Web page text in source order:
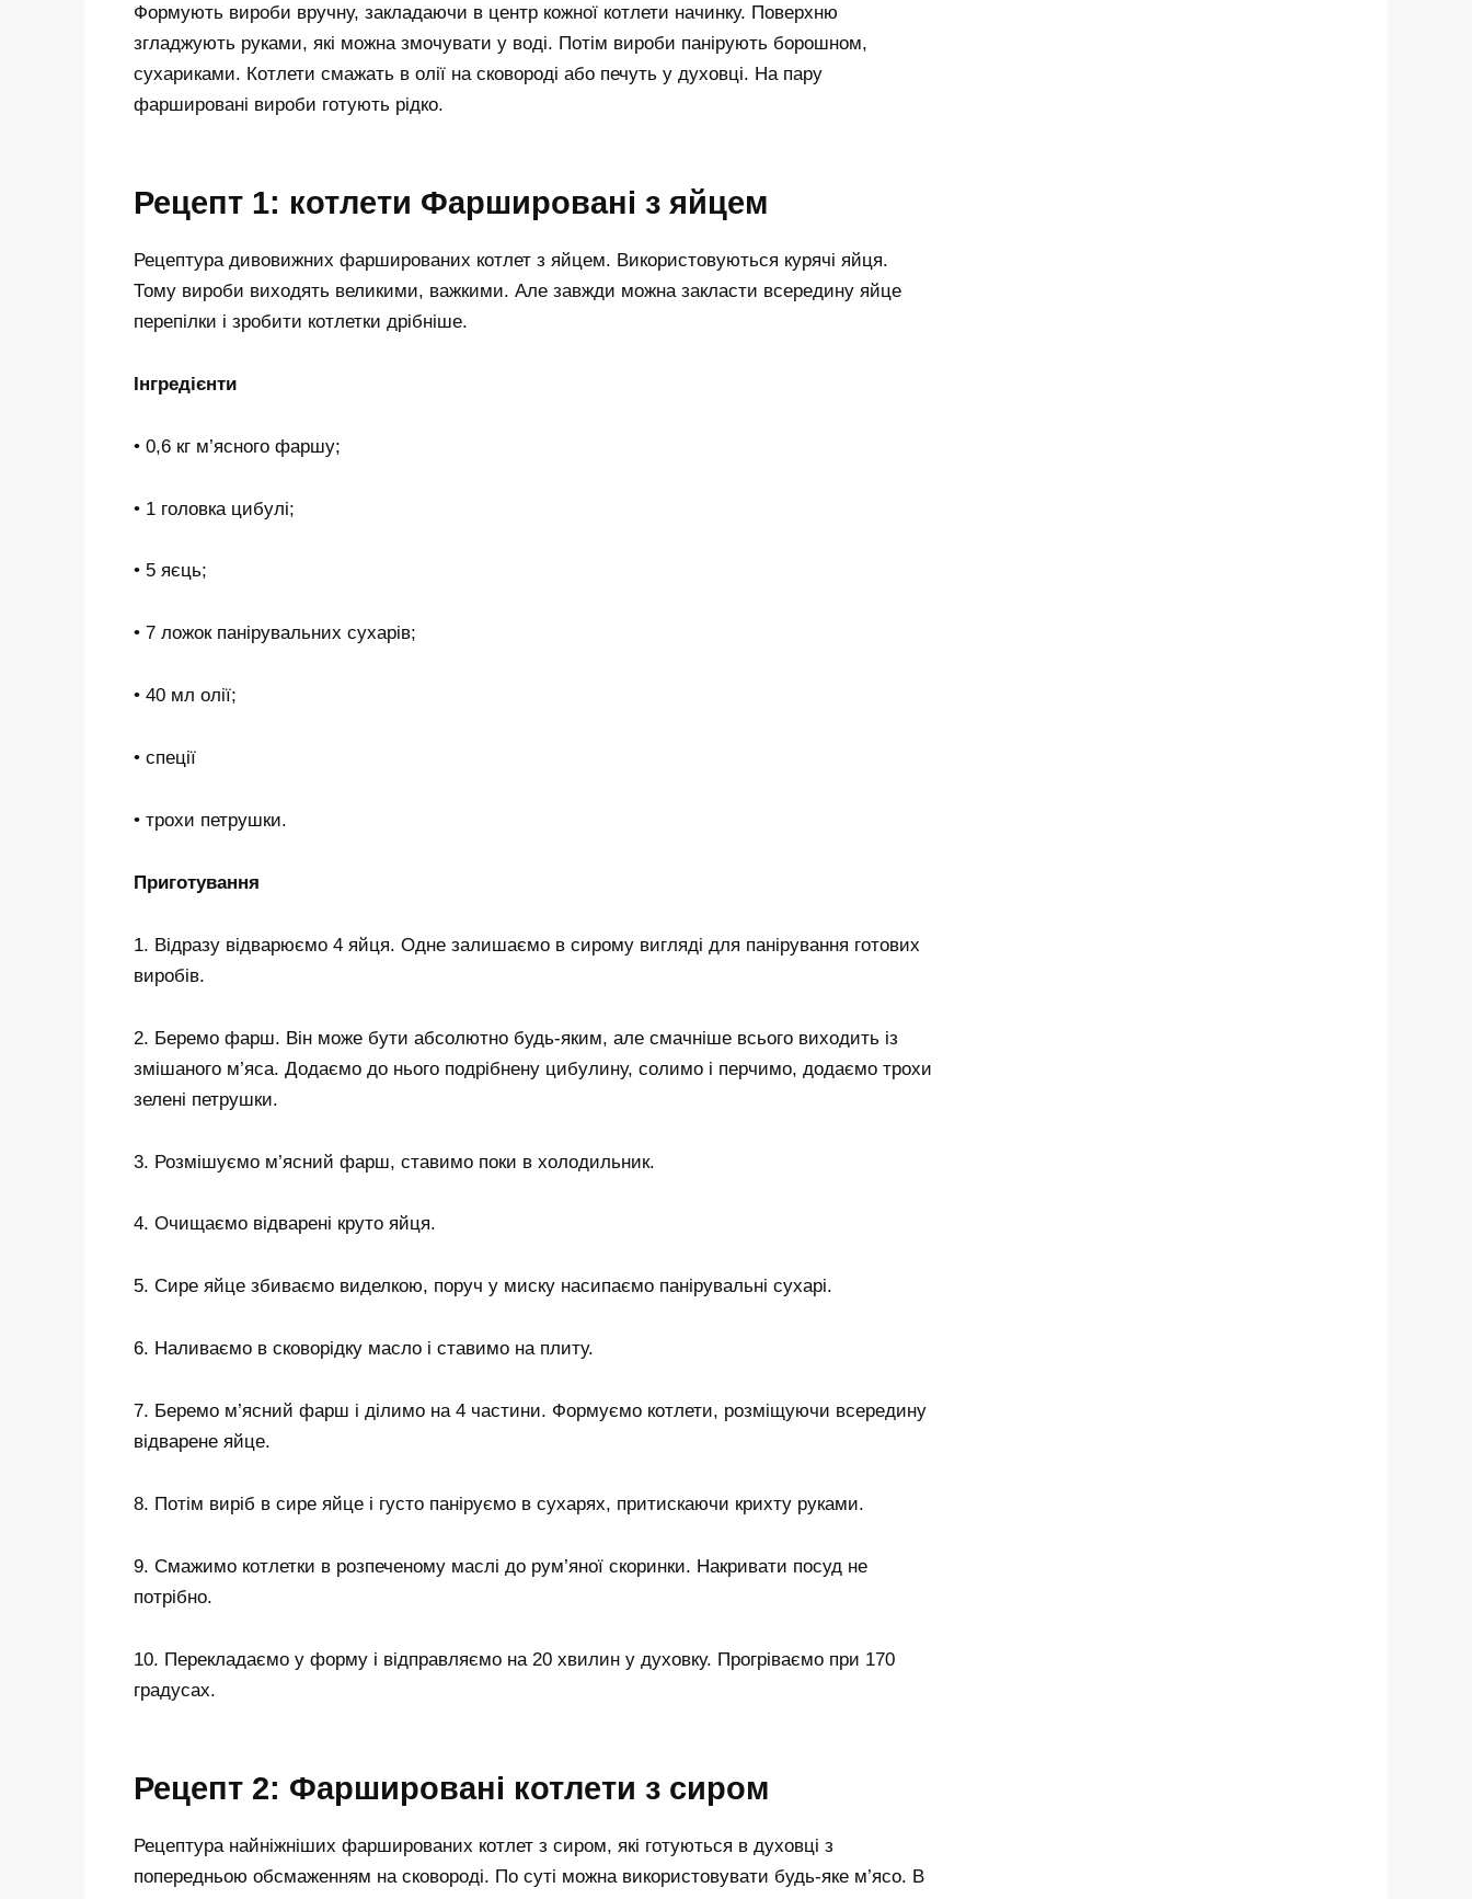
Формують вироби вручну, закладаючи в центр кожної котлети начинку. Поверхню
згладжують руками, які можна змочувати у воді. Потім вироби панірують борошном,
сухариками. Котлети смажать в олії на сковороді або печуть у духовці. На пару
фаршировані вироби готують рідко.
Рецепт 1: котлети Фаршировані з яйцем
Рецептура дивовижних фаршированих котлет з яйцем. Використовуються курячі яйця.
Тому вироби виходять великими, важкими. Але завжди можна закласти всередину яйце
перепілки і зробити котлетки дрібніше.
Інгредієнти
• 0,6 кг м’ясного фаршу;
• 1 головка цибулі;
• 5 яєць;
• 7 ложок панірувальних сухарів;
• 40 мл олії;
• спеції
• трохи петрушки.
Приготування
1. Відразу відварюємо 4 яйця. Одне залишаємо в сирому вигляді для панірування готових
виробів.
2. Беремо фарш. Він може бути абсолютно будь-яким, але смачніше всього виходить із
змішаного м’яса. Додаємо до нього подрібнену цибулину, солимо і перчимо, додаємо трохи
зелені петрушки.
3. Розмішуємо м’ясний фарш, ставимо поки в холодильник.
4. Очищаємо відварені круто яйця.
5. Сире яйце збиваємо виделкою, поруч у миску насипаємо панірувальні сухарі.
6. Наливаємо в сковорідку масло і ставимо на плиту.
7. Беремо м’ясний фарш і ділимо на 4 частини. Формуємо котлети, розміщуючи всередину
відварене яйце.
8. Потім виріб в сире яйце і густо паніруємо в сухарях, притискаючи крихту руками.
9. Смажимо котлетки в розпеченому маслі до рум’яної скоринки. Накривати посуд не
потрібно.
10. Перекладаємо у форму і відправляємо на 20 хвилин у духовку. Прогріваємо при 170
градусах.
Рецепт 2: Фаршировані котлети з сиром
Рецептура найніжніших фаршированих котлет з сиром, які готуються в духовці з
попередньою обсмаженням на сковороді. По суті можна використовувати будь-яке м’ясо. В